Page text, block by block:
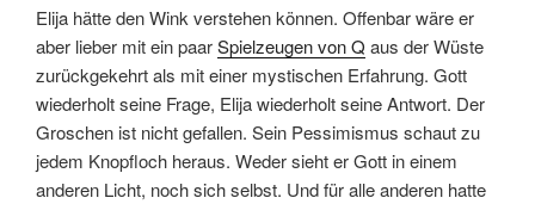
Elija hätte den Wink verstehen können. Offenbar wäre er
aber lieber mit ein paarSpielzeugen von Q aus der Wüste
zurückgekehrt als mit einer mystischen Erfahrung. Gott
wiederholt seine Frage, Elija wiederholt seine Antwort. Der
Groschen ist nicht gefallen. Sein Pessimismus schaut zu
jedem Knopfloch heraus. Weder sieht er Gott in einem
anderen Licht, noch sich selbst. Und für alle anderen hatte